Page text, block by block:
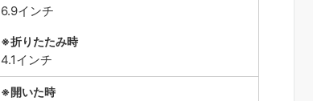
6.9インチ
折りたたみ時
4.1インチ
開いた時